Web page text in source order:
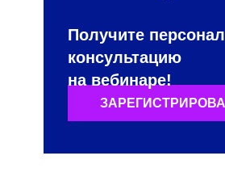
Получите
консультацию
на вебинаре!